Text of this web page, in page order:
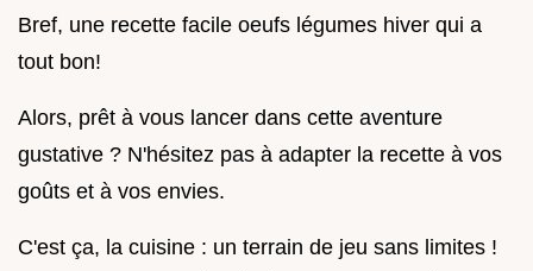
Bref, une recette facile oeufs légumes hiver qui a
tout bon!
Alors, prêt à vous lancer dans cette aventure
gustative ? N'hésitez pas à adapter la recette à vos
goûts et à vos envies.
C'est ça, la cuisine : un terrain de jeu sans limites !